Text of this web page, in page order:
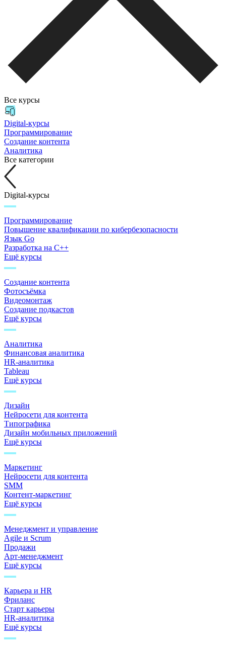
Все курсы
Digital-курсы
Программирование
Создание контента
Аналитика
Все категории
Digital-курсы
Программирование
Повышение квалификации по кибербезопасности
Язык Go
Разработка на C++
Ещё курсы
Создание контента
Фотосъёмка
Видеомонтаж
Создание подкастов
Ещё курсы
Аналитика
Финансовая аналитика
HR-аналитика
Tableau
Ещё курсы
Дизайн
Нейросети для контента
Типографика
Дизайн мобильных приложений
Ещё курсы
Маркетинг
Нейросети для контента
SMM
Контент-маркетинг
Ещё курсы
Менеджмент и управление
Agile и Scrum
Продажи
Арт-менеджмент
Ещё курсы
Карьера и HR
Фриланс
Старт карьеры
HR-аналитика
Ещё курсы